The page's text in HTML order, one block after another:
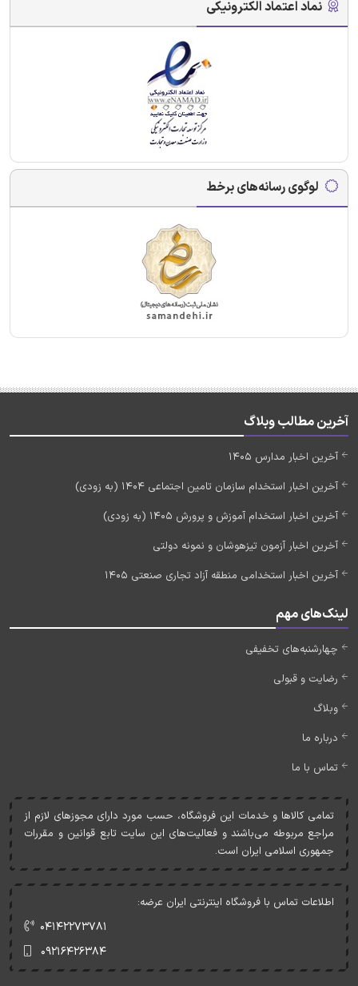
نماد اعتماد الکترونیکی
لوگوی رسانه‌های برخط
آخرین مطالب وبلاگ
آخرین اخبار مدارس 1405
آخرین اخبار استخدام سازمان تامین اجتماعی 1404 (به زودی)
آخرین اخبار استخدام آموزش و پرورش 1405 (به زودی)
آخرین اخبار آزمون تیزهوشان و نمونه دولتی
آخرین اخبار استخدامی منطقه آزاد تجاری صنعتی 1405
لینک‌های مهم
چهارشنبه‌های تخفیفی
رضایت و قبولی
وبلاگ
درباره ما
تماس با ما
تمامی کالاها و خدمات اين فروشگاه، حسب مورد دارای مجوزهای لازم از
مراجع مربوطه می‌باشند و فعاليت‌های اين سايت تابع قوانين و مقررات
جمهوری اسلامی ايران است.
اطلاعات تماس با فروشگاه اینترنتی ایران عرضه:
۰۴۱۴۲۲۷۳۷۸۱
۰۹۲۱۶۴۲۶۳۸۴